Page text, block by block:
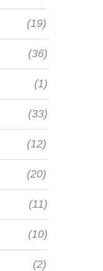
(19)
(36)
(1)
(33)
(12)
(20)
(11)
(10)
(2)